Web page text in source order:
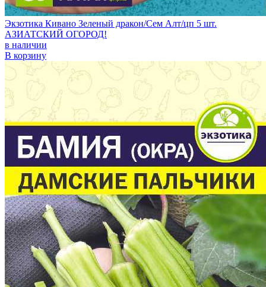
Экзотика Кивано Зеленый дракон/Сем Алт/цп 5 шт.
АЗИАТСКИЙ ОГОРОД!
в наличии
В корзину